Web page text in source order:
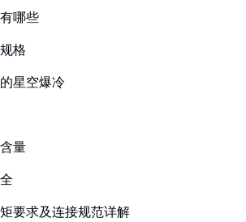
哪些
格
星空爆冷
量
要求及连接规范详解